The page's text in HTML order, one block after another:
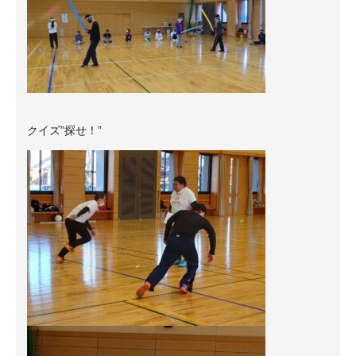
クイズ”探せ！”